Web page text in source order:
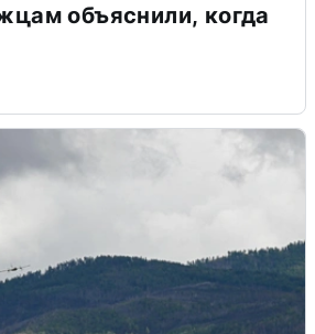
объяснили, когда